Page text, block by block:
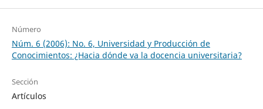
Número
Núm. 6 (2006): No. 6, Universidad y Producción de
Conocimientos: ¿Hacia dónde va la docencia universitaria?
Sección
Artículos